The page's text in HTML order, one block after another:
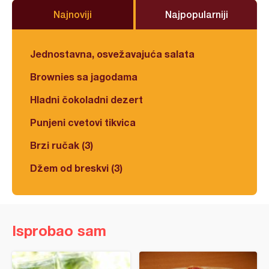
Najnoviji Najpopularniji
Jednostavna, osvežavajuća salata
Brownies sa jagodama
Hladni čokoladni dezert
Punjeni cvetovi tikvica
Brzi ručak (3)
Džem od breskvi (3)
Isprobao sam